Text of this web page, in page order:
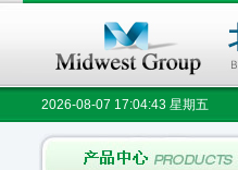
2026-08-07 17:04:43 星期五